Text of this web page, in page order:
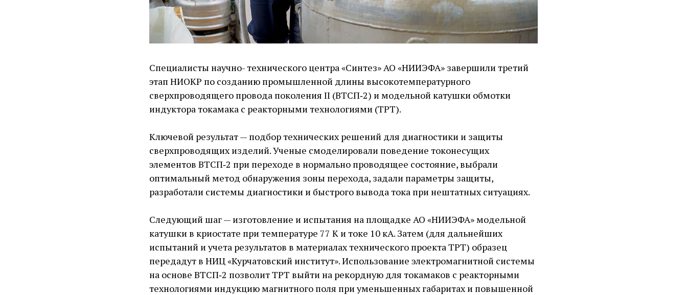
Специалисты научно- технического центра «Синтез» АО «НИИЭФА» завершили третий
этап НИОКР по созданию промышленной длины высокотемпературного
сверхпроводящего провода поколения II (ВТСП‑2) и модельной катушки обмотки
индуктора токамака с реакторными технологиями (ТРТ).
Ключевой результат — ​подбор технических решений для диагностики и защиты
сверхпроводящих изделий. Ученые смоделировали поведение токонесущих
элементов ВТСП‑2 при переходе в нормально проводящее состояние, выбрали
оптимальный метод обнаружения зоны перехода, задали параметры защиты,
разработали системы диагностики и быстрого вывода тока при нештатных ситуациях.
Следующий шаг — ​изготовление и испытания на площадке АО «НИИЭФА» модельной
катушки в криостате при температуре 77 К и токе 10 кА. Затем (для дальнейших
испытаний и учета результатов в материалах технического проекта ТРТ) образец
передадут в НИЦ «Курчатовский институт». Использование электромагнитной системы
на основе ВТСП‑2 позволит ТРТ выйти на рекордную для токамаков с реакторными
технологиями индукцию магнитного поля при уменьшенных габаритах и повышенной